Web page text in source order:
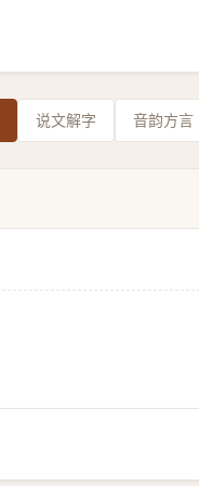
说文解字 音韵方言